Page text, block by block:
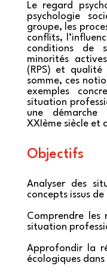
Le regard
psychologie
groupe, les
conflits,
conditions de
minorités
(RPS) et
somme, ces
exemples
situation
une démarche
XXIème siècle et
Objectifs
Analyser des
concepts issus
Comprendre les
situation
Approfondir la
écologiques